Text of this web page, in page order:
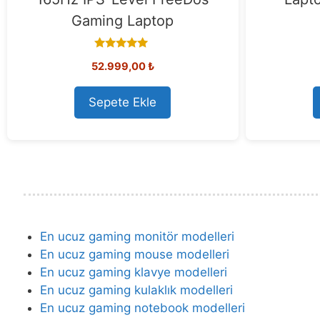
Gaming Laptop
out of 5
52.999,00₺
Sepete Ekle
En ucuz gaming monitör modelleri
En ucuz gaming mouse modelleri
En ucuz gaming klavye modelleri
En ucuz gaming kulaklık modelleri
En ucuz gaming notebook modelleri